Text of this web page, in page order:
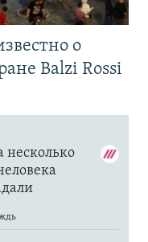
о
Balzi Rossi